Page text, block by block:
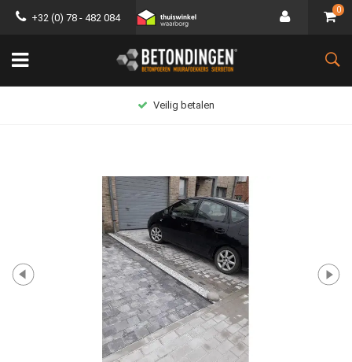
+32 (0) 78 - 482 084
0
Veilig betalen